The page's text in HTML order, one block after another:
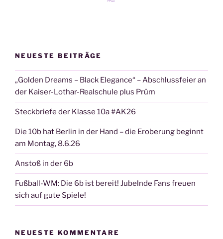
NEUESTE BEITRÄGE
„Golden Dreams – Black Elegance“ – Abschlussfeier an
der Kaiser-Lothar-Realschule plus Prüm
Steckbriefe der Klasse 10a #AK26
Die 10b hat Berlin in der Hand – die Eroberung beginnt
am Montag, 8.6.26
Anstoß in der 6b
Fußball-WM: Die 6b ist bereit! Jubelnde Fans freuen
sich auf gute Spiele!
NEUESTE KOMMENTARE